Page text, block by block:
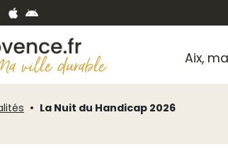
Aix,
La Nuit du Handicap 2026